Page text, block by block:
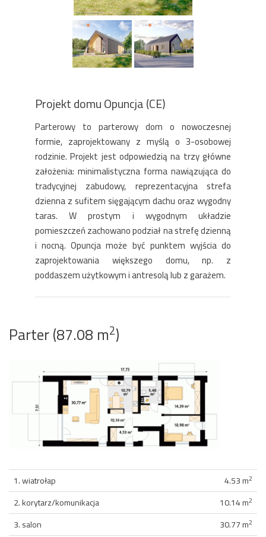
Projekt domu Opuncja (CE)
Parterowy to parterowy dom o nowoczesnej
formie, zaprojektowany z myślą o 3-osobowej
rodzinie. Projekt jest odpowiedzią na trzy główne
założenia: minimalistyczna forma nawiązująca do
tradycyjnej zabudowy, reprezentacyjna strefa
dzienna z sufitem sięgającym dachu oraz wygodny
taras. W prostym i wygodnym układzie
pomieszczeń zachowano podział na strefę dzienną
i nocną. Opuncja może być punktem wyjścia do
zaprojektowania większego domu, np. z
poddaszem użytkowym i antresolą lub z garażem.
Parter (87.08 m2)
1. wiatrołap 4.53 m2
2. korytarz/komunikacja 10.14 m2
3. salon 30.77 m2